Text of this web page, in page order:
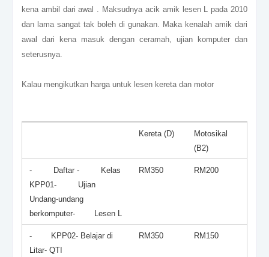
kena ambil dari awal . Maksudnya acik amik lesen L pada 2010
dan lama sangat tak boleh di gunakan. Maka kenalah amik dari
awal dari kena masuk dengan ceramah, ujian komputer dan
seterusnya.
Kalau mengikutkan harga untuk lesen kereta dan motor
Kereta (D)
Motosikal
(B2)
- Daftar -
Kelas
KPP01-
Ujian
Undang-undang
berkomputer- Lesen L
RM350 RM200
- KPP02- Belajar di
Litar- QTI
RM350 RM150